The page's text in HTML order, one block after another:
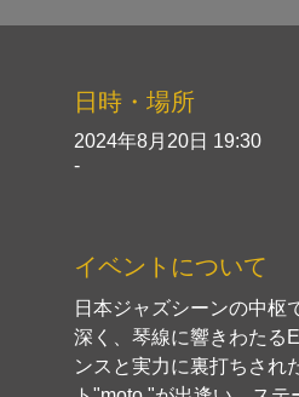
日時・場所
2024年8月20日 19:30
-
イベントについて
日本ジャズシーンの中枢
深く、琴線に響きわたる
ンスと実力に裏打ちされ